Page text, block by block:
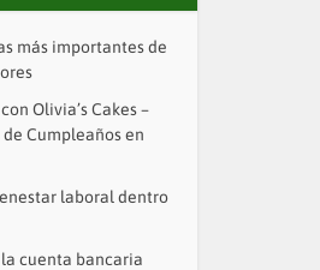
más importantes de
Olivia’s Cakes –
Cumpleaños en
laboral dentro
cuenta bancaria